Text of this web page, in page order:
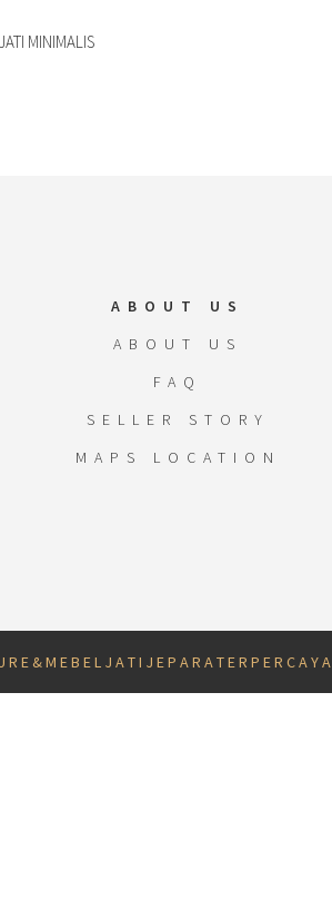
MINIMALIS
ABOUT US
ABOUT US
FAQ
SELLER STORY
MAPS LOCATION
E & M E B E L J A T I J E P A R A T E R P E R C A Y A